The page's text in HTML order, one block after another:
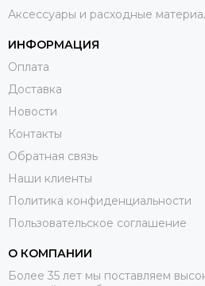
Аксессуары и расходные
ИНФОРМАЦИЯ
Оплата
Доставка
Новости
Контакты
Обратная связь
Наши клиенты
Политика конфиденциальности
Пользовательское соглашение
О КОМПАНИИ
Более 35 лет мы поставляем